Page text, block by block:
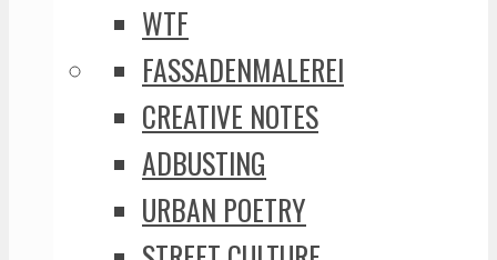
WTF
FASSADENMALEREI
CREATIVE NOTES
ADBUSTING
URBAN POETRY